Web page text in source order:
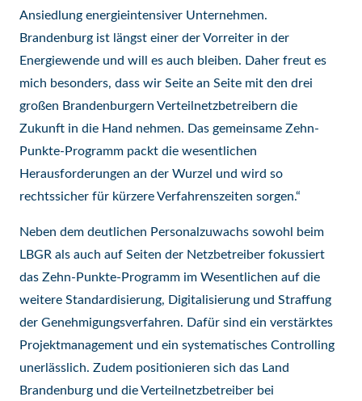
Ansiedlung energieintensiver Unternehmen.
Brandenburg ist längst einer der Vorreiter in der
Energiewende und will es auch bleiben. Daher freut es
mich besonders, dass wir Seite an Seite mit den drei
großen Brandenburgern Verteilnetzbetreibern die
Zukunft in die Hand nehmen. Das gemeinsame Zehn-
Punkte-Programm packt die wesentlichen
Herausforderungen an der Wurzel und wird so
rechtssicher für kürzere Verfahrenszeiten sorgen.“
Neben dem deutlichen Personalzuwachs sowohl beim
LBGR als auch auf Seiten der Netzbetreiber fokussiert
das Zehn-Punkte-Programm im Wesentlichen auf die
weitere Standardisierung, Digitalisierung und Straffung
der Genehmigungsverfahren. Dafür sind ein verstärktes
Projektmanagement und ein systematisches Controlling
unerlässlich. Zudem positionieren sich das Land
Brandenburg und die Verteilnetzbetreiber bei